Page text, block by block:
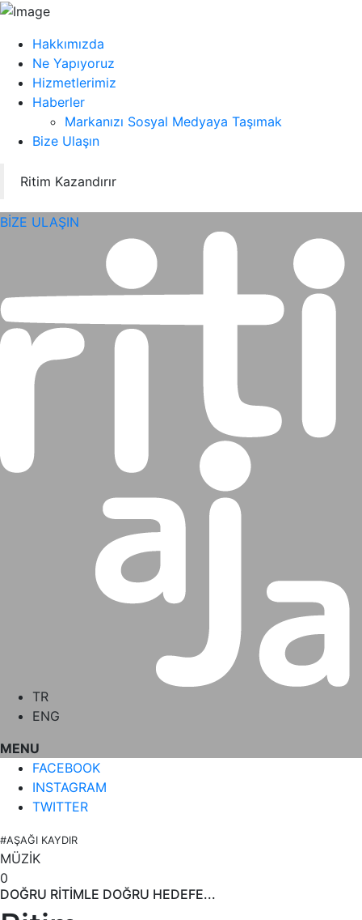
Hakkımızda
Ne Yapıyoruz
Hizmetlerimiz
Haberler
Markanızı Sosyal Medyaya Taşımak
Bize Ulaşın
Ritim Kazandırır
BİZE ULAŞIN
TR
ENG
MENU
FACEBOOK
INSTAGRAM
TWITTER
#AŞAĞI KAYDIR
MÜZİK
0
DOĞRU RİTİMLE DOĞRU HEDEFE...